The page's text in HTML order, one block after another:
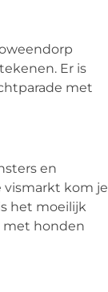
Er is
met
en
vismarkt kom je
het moeilijk
met honden